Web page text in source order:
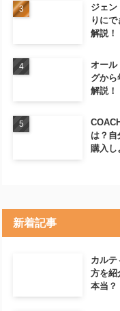
ジェン
りに
解説！
オール
グから
解説！
は？自
購入し
新着記事
カルテ
方を紹
本当？